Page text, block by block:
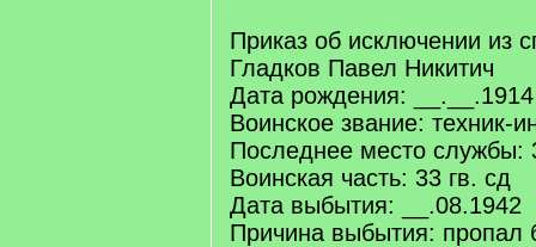
Приказ об исключении из
Гладков Павел Никитич
Дата рождения: __.__.1914
Воинское звание: техник-
Последнее место службы:
Воинская часть: 33 гв. сд
Дата выбытия: __.08.1942
Причина выбытия: пропал